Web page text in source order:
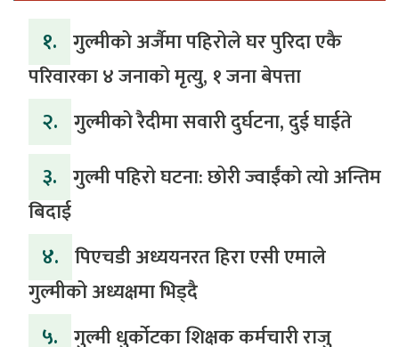
१. गुल्मीको अर्जैमा पहिरोले घर पुरिदा एकै
परिवारका ४ जनाको मृत्यु, १ जना बेपत्ता
२. गुल्मीको रैदीमा सवारी दुर्घटना, दुई घाईते
३. गुल्मी पहिरो घटना: छोरी ज्वाईंको त्यो अन्तिम
बिदाई
४. पिएचडी अध्ययनरत हिरा एसी एमाले
गुल्मीको अध्यक्षमा भिड्दै
५. गुल्मी धुर्कोटका शिक्षक कर्मचारी राजु